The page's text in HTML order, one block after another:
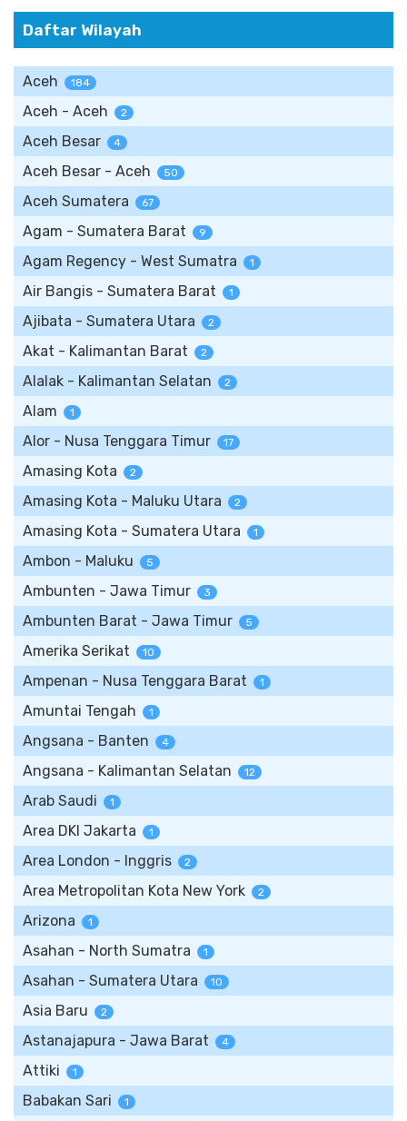
Daftar Wilayah
Aceh 184
Aceh - Aceh 2
Aceh Besar 4
Aceh Besar - Aceh 50
Aceh Sumatera 67
Agam - Sumatera Barat 9
Agam Regency - West Sumatra 1
Air Bangis - Sumatera Barat 1
Ajibata - Sumatera Utara 2
Akat - Kalimantan Barat 2
Alalak - Kalimantan Selatan 2
Alam 1
Alor - Nusa Tenggara Timur 17
Amasing Kota 2
Amasing Kota - Maluku Utara 2
Amasing Kota - Sumatera Utara 1
Ambon - Maluku 5
Ambunten - Jawa Timur 3
Ambunten Barat - Jawa Timur 5
Amerika Serikat 10
Ampenan - Nusa Tenggara Barat 1
Amuntai Tengah 1
Angsana - Banten 4
Angsana - Kalimantan Selatan 12
Arab Saudi 1
Area DKI Jakarta 1
Area London - Inggris 2
Area Metropolitan Kota New York 2
Arizona 1
Asahan - North Sumatra 1
Asahan - Sumatera Utara 10
Asia Baru 2
Astanajapura - Jawa Barat 4
Attiki 1
Babakan Sari 1